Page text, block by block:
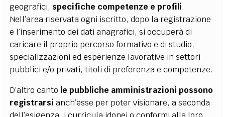
geografici, specifiche competenze e profili.
Nell’area riservata ogni iscritto, dopo la registrazione
e l’inserimento dei dati anagrafici, si occuperà di
caricare il proprio percorso formativo e di studio,
specializzazioni ed esperienze lavorative in settori
pubblici e/o privati, titoli di preferenza e competenze.
D’altro canto le pubbliche amministrazioni possono
registrarsi anch’esse per poter visionare, a seconda